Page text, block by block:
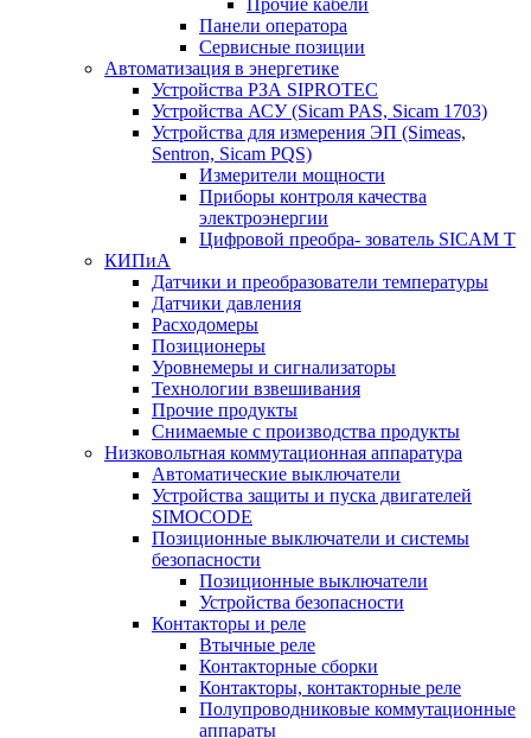
Прочие кабели
Панели оператора
Сервисные позиции
Автоматизация в энергетике
Устройства РЗА SIPROTEC
Устройства АСУ (Sicam PAS, Sicam 1703)
Устройства для измерения ЭП (Simeas,
Sentron, Sicam PQS)
Измерители мощности
Приборы контроля качества
электроэнергии
Цифровой преобра- зователь SICAM T
КИПиА
Датчики и преобразователи температуры
Датчики давления
Расходомеры
Позиционеры
Уровнемеры и сигнализаторы
Технологии взвешивания
Прочие продукты
Снимаемые с производства продукты
Низковольтная коммутационная аппаратура
Автоматические выключатели
Устройства защиты и пуска двигателей
SIMOCODE
Позиционные выключатели и системы
безопасности
Позиционные выключатели
Устройства безопасности
Контакторы и реле
Втычные реле
Контакторные сборки
Контакторы, контакторные реле
Полупроводниковые коммутационные
аппараты